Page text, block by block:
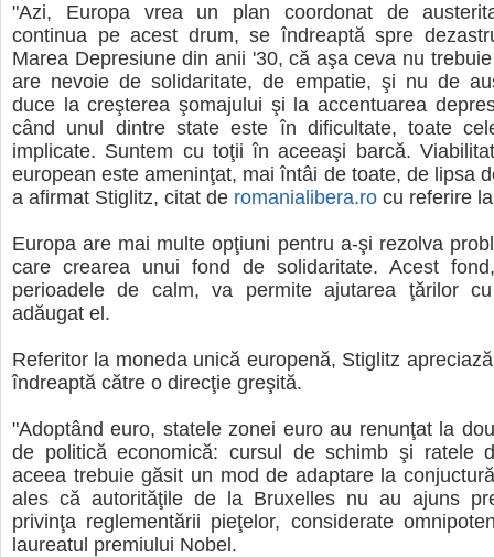
"Azi, Europa vrea un plan coordonat de
continua pe acest drum, se îndreaptă spre
Marea Depresiune din anii '30, că aşa ceva nu
are nevoie de solidaritate, de empatie, şi nu de
duce la creşterea şomajului şi la accentuarea
când unul dintre state este în dificultate, toate
implicate. Suntem cu toţii în aceeaşi barcă.
european este ameninţat, mai întâi de toate, de lipsa
a afirmat Stiglitz, citat de romanialibera.ro cu referire
Europa are mai multe opţiuni pentru a-şi rezolva
care crearea unui fond de solidaritate. Acest
perioadele de calm, va permite ajutarea ţărilor
adăugat el.
Referitor la moneda unică europenă, Stiglitz
îndreaptă către o direcţie greşită.
"Adoptând euro, statele zonei euro au renunţat la
de politică economică: cursul de schimb şi ratele
aceea trebuie găsit un mod de adaptare la
ales că autorităţile de la Bruxelles nu au ajuns
privinţa reglementării pieţelor, considerate
laureatul premiului Nobel.